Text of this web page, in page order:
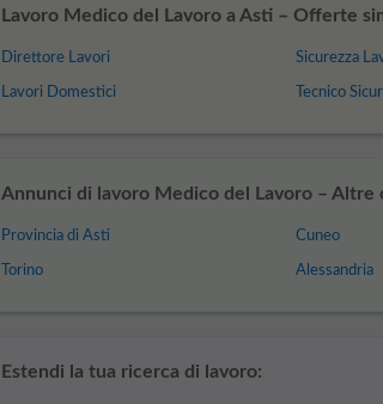
Lavoro Medico del Lavoro a Asti – Offerte
Direttore Lavori
Lavori Domestici
Sicurezza
Tecnico
Annunci di lavoro Medico del Lavoro – Altre
Provincia di Asti
Torino
Cuneo
Alessandria
Estendi la tua ricerca di lavoro: